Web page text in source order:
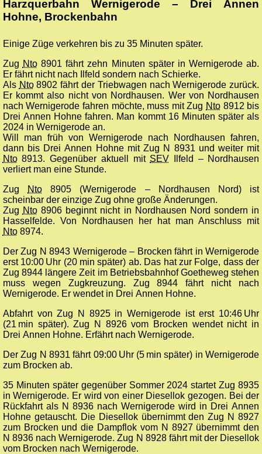
Harzquerbahn Wernigerode – Drei Annen
Hohne, Brockenbahn
Einige Züge verkehren bis zu 35 Minuten später.
Zug Nto8901 fährt zehn Minuten später in Wernigerode ab.
Er fährt nicht nach Ilfeld sondern nach Schierke.
Als Nto8902 fährt der Triebwagen nach Wernigerode zurück.
Er kommt also nicht von Nordhausen. Wer von Nordhausen
nach Wernigerode fahren möchte, muss mit Zug Nto 8912 bis
Drei Annen Hohne fahren. Man kommt 16 Minuten später als
2024 in Wernigerode an.
Will man früh von Wernigerode nach Nordhausen fahren,
dann bis Drei Annen Hohne mit Zug N 8931 und weiter mit
Nto8913. Gegenüber aktuell mit SEV Ilfeld – Nordhausen
verliert man eine Stunde.
Zug
Nto 8905 (Wernigerode – Nordhausen Nord) ist
scheinbar der einzige Zug ohne große Änderungen.
Zug Nto8906 beginnt nicht in Nordhausen Nord sondern in
Hasselfelde. Von Nordhausen her hat man Anschluss mit
Nto8974.
Der Zug N 8943 Wernigerode – Brocken fährt in Wernigerode
erst 10:00 Uhr (20 min später) ab. Das hat zur Folge, dass der
Zug 8944 längere Zeit im Betriebsbahnhof Goetheweg stehen
muss wegen Zugkreuzung. Zug 8944 fährt nicht nach
Wernigerode. Er wendet in Drei Annen Hohne.
Abfahrt von Zug N 8925 in Wernigerode ist erst 10:46 Uhr
(21 min später). Zug N 8926 vom Brocken wendet nicht in
Drei Annen Hohne. Erfährt nach Wernigerode.
Der Zug N 8931 fährt 09:00 Uhr (5 min später) in Wernigerode
zum Brocken ab.
35 Minuten später gegenüber Sommer 2024 startet Zug 8935
in Wernigerode. Er wird von einer Diesellok gezogen. Bei der
Rückfahrt als N 8936 nach Wernigerode wird in Drei Annen
Hohne getauscht. Die Diesellok übernimmt den Zug N 8927
zum Brocken und die Dampflok vom N 8927 übernimmt den
N 8936 nach Wernigerode. Zug N 8928 fährt mit der Diesellok
vom Brocken nach Wernigerode.